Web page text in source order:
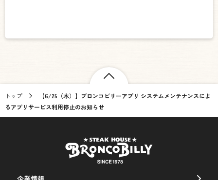
トップ
【6/25（木）】ブロンコビリーアプリ システムメンテナンスによ
るアプリサービス利用停止のお知らせ